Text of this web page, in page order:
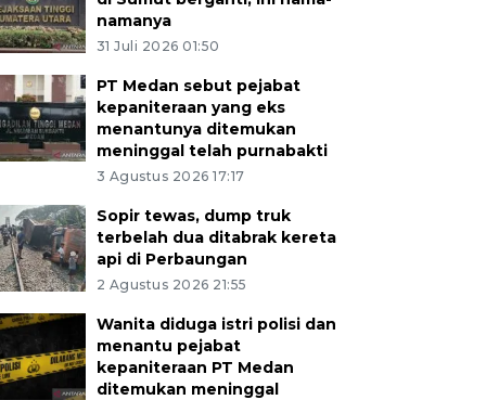
namanya
31 Juli 2026 01:50
PT Medan sebut pejabat
kepaniteraan yang eks
menantunya ditemukan
meninggal telah purnabakti
3 Agustus 2026 17:17
Sopir tewas, dump truk
terbelah dua ditabrak kereta
api di Perbaungan
2 Agustus 2026 21:55
Wanita diduga istri polisi dan
menantu pejabat
kepaniteraan PT Medan
ditemukan meninggal